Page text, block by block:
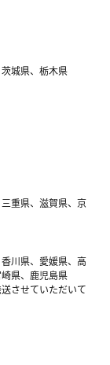
城県、栃木県
重県、滋賀県、京
川県、愛媛県、高
県、鹿児島県
させていただいて